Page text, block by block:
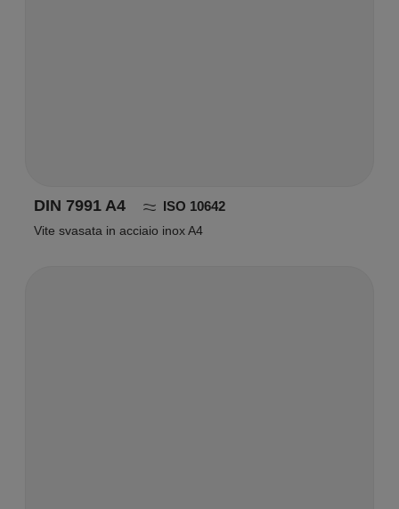
DIN 7991 A4 ISO 10642
Vite svasata in acciaio inox A4